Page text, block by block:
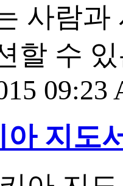
사람
할 수
09:23
아 지도